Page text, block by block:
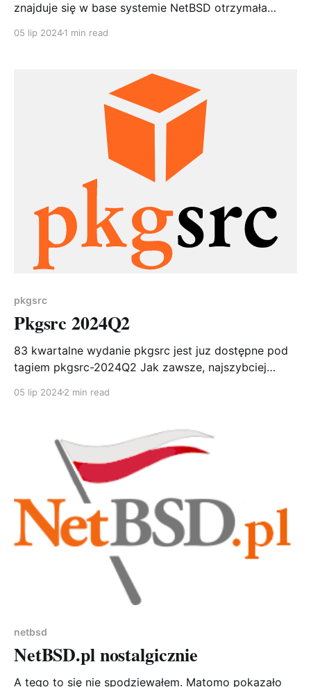
znajduje się w base systemie NetBSD otrzymała
czyli obecnie 9.4 i 10.0 są podatne. Niepodatne
libssh.so.46.1 został już spatchowany. Najlepiej
05 lip 20241 min read
pkgsrc
Pkgsrc 2024Q2
83 kwartalne wydanie pkgsrc jest juz dostępne pod
tagiem pkgsrc-2024Q2 Jak zawsze, najszybciej
oneline'rem: cd /usr && cvs -q -z2 -d
pkgsrc-2024Q2 -P pkgsrc Od czasu wydania pkgsrc-
2024Q1 dodano 203 pakiety, 1742
05 lip 20242 min read
netbsd
NetBSD.pl nostalgicznie
A tego to się nie spodziewałem. Matomo pokazało